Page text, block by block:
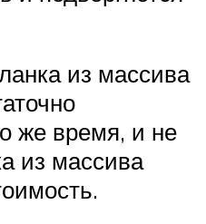
из массива
же время, и не
из массива